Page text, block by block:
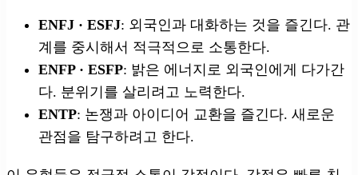
ENFJ · ESFJ: 외국인과 대화하는 것을 즐긴다. 관
계를 중시해서 적극적으로 소통한다.
ENFP · ESFP: 밝은 에너지로 외국인에게 다가간
다. 분위기를 살리려고 노력한다.
ENTP: 논쟁과 아이디어 교환을 즐긴다. 새로운
관점을 탐구하려고 한다.